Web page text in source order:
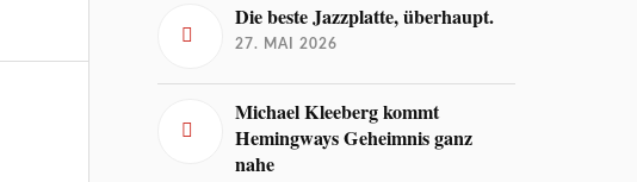
Die beste Jazzplatte, überhaupt.
27. MAI 2026
Michael Kleeberg kommt
Hemingways Geheimnis ganz
nahe